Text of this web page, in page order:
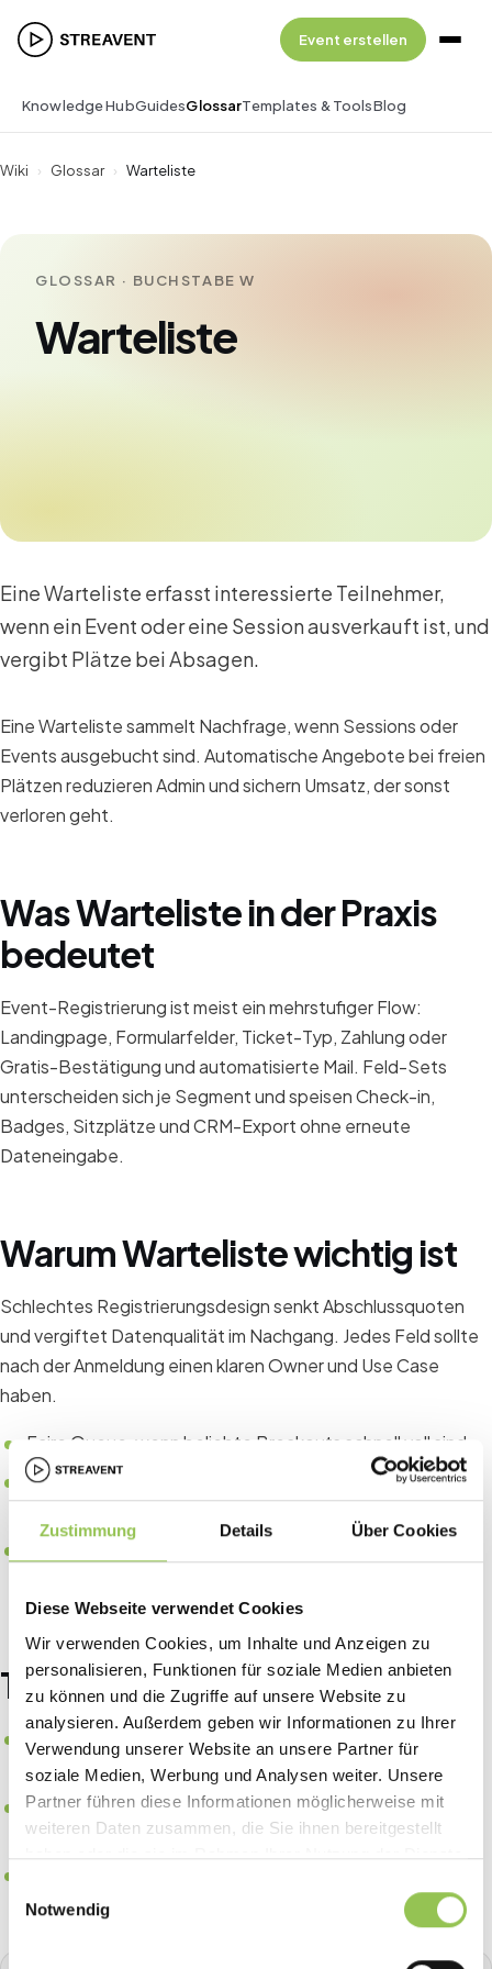
Zustimmung Details Über Cookies
Diese Webseite verwendet Cookies
Wir verwenden Cookies, um Inhalte und Anzeigen zu
personalisieren, Funktionen für soziale Medien anbieten
zu können und die Zugriffe auf unsere Website zu
analysieren. Außerdem geben wir Informationen zu Ihrer
Verwendung unserer Website an unsere Partner für
soziale Medien, Werbung und Analysen weiter. Unsere
Partner führen diese Informationen möglicherweise mit
weiteren Daten zusammen, die Sie ihnen bereitgestellt
haben oder die sie im Rahmen Ihrer Nutzung der Dienste
Einwilligungsauswahl
Notwendig
Event erstellen
Knowledge HubGuidesGlossarTemplates & ToolsBlog
Wiki › Glossar › Warteliste
GLOSSAR · BUCHSTABE W
Warteliste
Eine Warteliste erfasst interessierte Teilnehmer,
wenn ein Event oder eine Session ausverkauft ist, und
vergibt Plätze bei Absagen.
Eine Warteliste sammelt Nachfrage, wenn Sessions oder
Events ausgebucht sind. Automatische Angebote bei freien
Plätzen reduzieren Admin und sichern Umsatz, der sonst
verloren geht.
Was Warteliste in der Praxis
bedeutet
Event-Registrierung ist meist ein mehrstufiger Flow:
Landingpage, Formularfelder, Ticket-Typ, Zahlung oder
Gratis-Bestätigung und automatisierte Mail. Feld-Sets
unterscheiden sich je Segment und speisen Check-in,
Badges, Sitzplätze und CRM-Export ohne erneute
Dateneingabe.
Warum Warteliste wichtig ist
Schlechtes Registrierungsdesign senkt Abschlussquoten
und vergiftet Datenqualität im Nachgang. Jedes Feld sollte
nach der Anmeldung einen klaren Owner und Use Case
haben.
Faire Queue, wenn beliebte Breakouts schnell voll sind
Auto-Invite-Flows konvertieren Wartelisten ohne
Typische Setups: Warteliste
Mehrstufige Formulare mit Save-and-Resume für
komplexe B2B-Events
Firmenrechnung und PO-Felder für Enterprise-
Ticketkäufer